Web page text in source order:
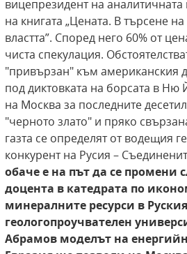
вицепрезидент на
на книгата „Цената. В търсене
властта”. Според него 60% от
чиста спекулация.
"привързан" към американския
под диктовката на борсата в Ню
на Москва за последните
"черното злато" и пряко
газта се определят от водещия
конкурент на Русия –
обаче е на път да се промени
доцента в катедрата по
минералните ресурси в
геологопроучвателен
Абрамов моделът на